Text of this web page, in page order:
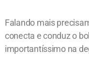
Falando mais
conecta e conduz o
importantíssimo na